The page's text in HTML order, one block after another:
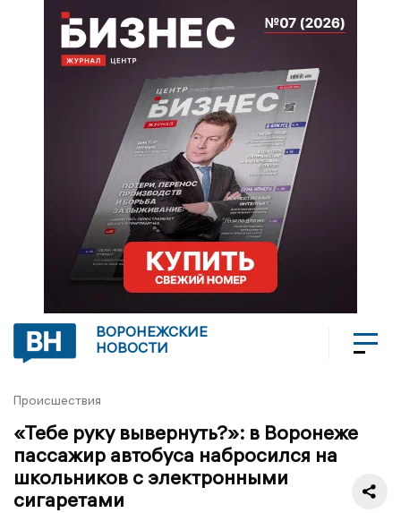
ВОРОНЕЖСКИЕ
НОВОСТИ
Происшествия
«Тебе руку вывернуть?»: в Воронеже
пассажир автобуса набросился на
школьников с электронными
сигаретами